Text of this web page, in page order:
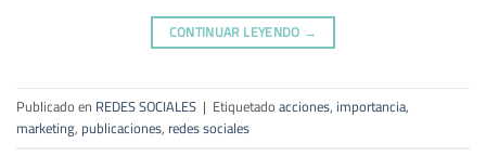
CONTINUAR LEYENDO →
Publicado en REDES SOCIALES | Etiquetadoacciones, importancia,
marketing, publicaciones, redes sociales